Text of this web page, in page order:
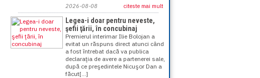
2026-08-08 citeste mai mult
Legea-i doar pentru neveste,
şefii ţării, în concubinaj
Premierul interimar Ilie Bolojan a
evitat un răspuns direct atunci când
a fost întrebat dacă va publica
declaraţia de avere a partenerei sale,
după ce preşedintele Nicuşor Dan a
făcut[...]